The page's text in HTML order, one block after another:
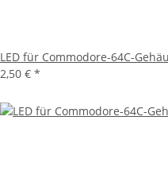
LED für Commodore-64C-
2,50 € *